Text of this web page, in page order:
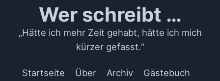
Wer schreibt …
„Hätte ich mehr Zeit gehabt, hätte ich mich
kürzer gefasst.“
Startseite Über Archiv
Gästebuch